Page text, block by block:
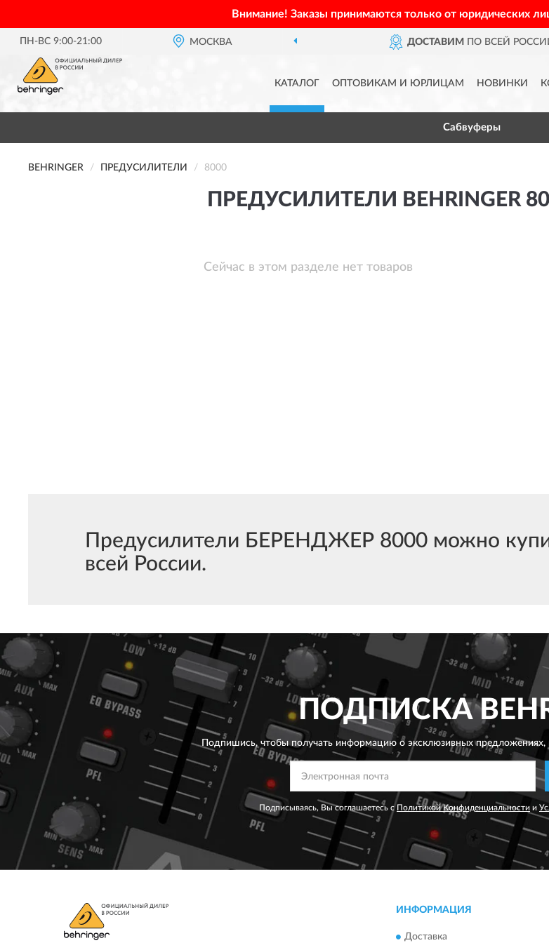
Внимание! Заказы принимаются только от юридических
ПН-ВС 9:00-21:00 МОСКВА
ОФИЦИАЛЬНЫЙ ДИЛЕР BEHRINGER В РОССИИ ДОСТАВИМ ПО ВСЕЙ
КАТАЛОГ ОПТОВИКАМ И ЮРЛИЦАМ НОВИНКИ
Сабвуферы
BEHRINGER ПРЕДУСИЛИТЕЛИ 8000
ПРЕДУСИЛИТЕЛИ BEHRINGER
Сейчас в этом разделе нет товаров
Предусилители БЕРЕНДЖЕР 8000 можно
всей России.
ПОДПИСКА
Подпишись, чтобы получать информацию о эксклюзивных предложениях,
Подписываясь, Вы соглашаетесь сПолитикой Конфиденциальности и
ИНФОРМАЦИЯ
Доставка